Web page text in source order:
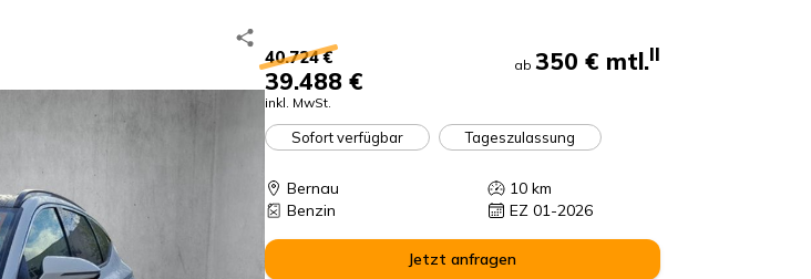
40.724 €
39.488 €
inkl. MwSt.
ab 350 € mtl.II
Sofort verfügbar Tageszulassung
Bernau 10 km
Benzin
EZ 01-2026
Jetzt anfragen